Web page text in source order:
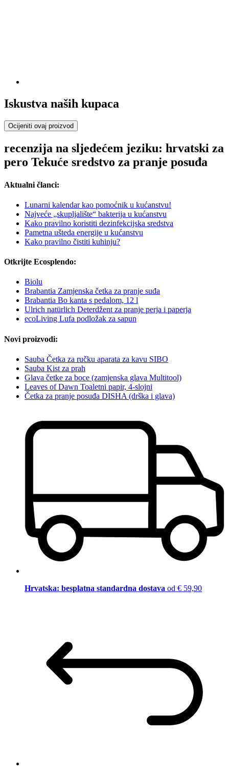
Iskustva naših kupaca
Ocijeniti ovaj proizvod
recenzija na sljedećem jeziku: hrvatski za
pero Tekuće sredstvo za pranje posuđa
Aktualni članci:
Lunarni kalendar kao pomoćnik u kućanstvu!
Najveće „skupljalište“ bakterija u kućanstvu
Kako pravilno koristiti dezinfekcijska sredstva
Pametna ušteda energije u kućanstvu
Kako pravilno čistiti kuhinju?
Otkrijte Ecosplendo:
Biolu
Brabantia Zamjenska četka za pranje suđa
Brabantia Bo kanta s pedalom, 12 l
Ulrich natürlich Deterdžent za pranje perja i paperja
ecoLiving Lufa podložak za sapun
Novi proizvodi:
Sauba Četka za ručku aparata za kavu SIBO
Sauba Kist za prah
Glava četke za boce (zamjenska glava Multitool)
Leaves of Dawn Toaletni papir, 4-slojni
Četka za pranje posuđa DISHA (drška i glava)
Hrvatska: besplatna standardna dostava od € 59,90